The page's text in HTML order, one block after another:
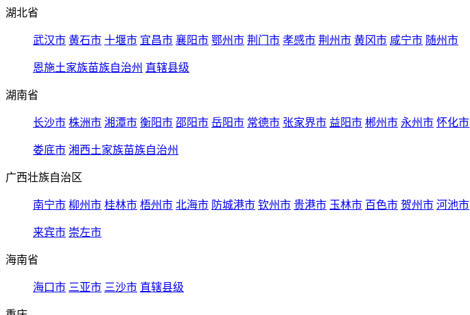
湖北省
武汉市 黄石市 十堰市 宜昌市 襄阳市 鄂州市 荆门市 孝感市 荆州市 黄冈市 咸宁市 随州市
恩施土家族苗族自治州 直辖县级
湖南省
长沙市 株洲市 湘潭市 衡阳市 邵阳市 岳阳市 常德市 张家界市 益阳市 郴州市 永州市 怀化市
娄底市 湘西土家族苗族自治州
广西壮族自治区
南宁市 柳州市 桂林市 梧州市 北海市 防城港市 钦州市 贵港市 玉林市 百色市 贺州市 河池市
来宾市 崇左市
海南省
海口市 三亚市 三沙市 直辖县级